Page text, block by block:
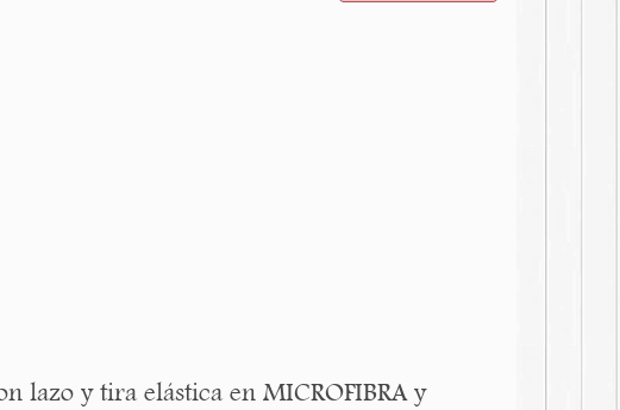
lazo y tira elástica en MICROFIBRA y